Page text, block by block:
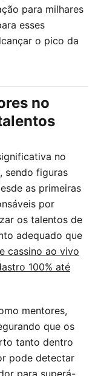
para milhares
esses
o pico da
no
no
sendo figuras
as primeiras
por
os talentos de
adequado que
cassino ao vivo
100% até
mentores,
que os
tanto dentro
pode detectar
para superá-